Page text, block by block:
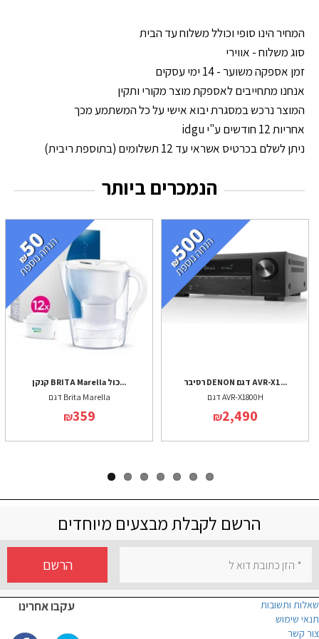
המחיר הינו סופי וכולל משלוח עד הבית
סוג משלוח - אווירי
זמן אספקה משוער - 14 ימי עסקים
אנחנו מתחייבים לאספקת מוצר מקורי ותקין
המוצר נרכש במסגרת יבוא אישי על כל המשתמע מכך
אחריות 12 חודשים ע"י idgu
ניתן לשלם בכרטיס אשראי עד 12 תשלומים (בתוספת ריבית)
הנמכרים ביותר
קנקן BRITA Marella כול...
דגם Brita Marella
₪359
רסיבר DENON דגם AVR-X1...
דגם AVR-X1800H
₪2,490
הרשם לקבלת מבצעים מיוחדים
הרשם
עקבו אחרינו
שאלות ותשובות
תנאי שימוש
צור קשר